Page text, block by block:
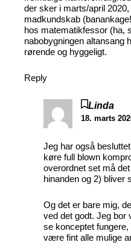
der sker i marts/april
madkundskab
hos matematikfessor (ha,
nabobygningen altansang
rørende og hyggeligt.
Reply
Linda
18. marts
Jeg har også
køre full blown
overordnet set må
hinanden og 2) bliver
Og det er bare mig,
ved det godt. Jeg bor
se konceptet
være fint alle mulige